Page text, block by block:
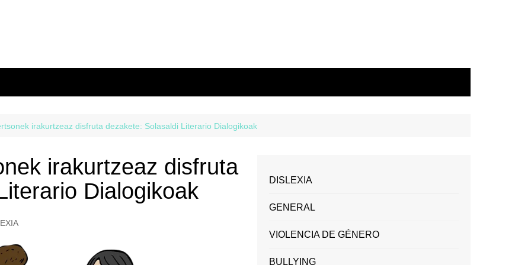
irakurtzeaz disfruta dezakete: Solasaldi Literario Dialogikoak
irakurtzeaz disfruta
Dialogikoak
DISLEXIA
GENERAL
VIOLENCIA DE GÉNERO
BULLYING